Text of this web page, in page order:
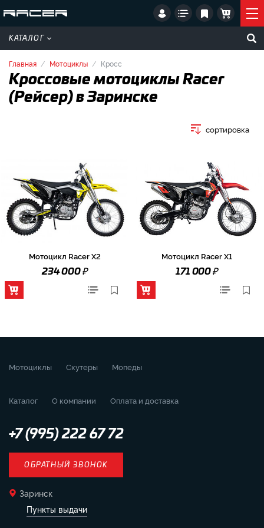
КАТАЛОГ
Главная Мотоциклы Кросс
Кроссовые мотоциклы Racer
(Рейсер) в Заринске
сортировка
Мотоцикл Racer X2
234 000₽
Мотоцикл Racer X1
171 000₽
Мотоциклы Скутеры Мопеды
Каталог О компании Оплата и доставка
+7 (995) 222 67 72
ОБРАТНЫЙ ЗВОНОК
Заринск
Пункты выдачи